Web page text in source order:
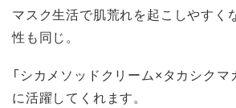
マスク生活で肌荒れを起こしやすく
性も同じ。
「シカメソッドクリーム×タカシクマ
に活躍してくれます。